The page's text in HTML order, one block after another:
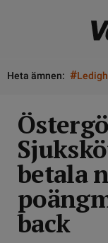
Heta ämnen: #
betala
back